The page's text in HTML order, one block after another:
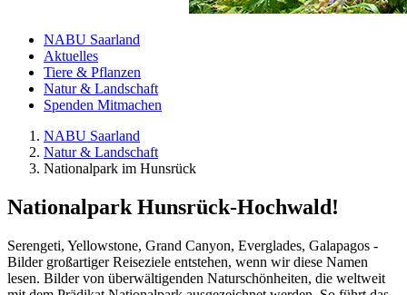
NABU Saarland
Aktuelles
Tiere & Pflanzen
Natur & Landschaft
Spenden Mitmachen
NABU Saarland
Natur & Landschaft
Nationalpark im Hunsrück
Nationalpark Hunsrück-Hochwald!
Serengeti, Yellowstone, Grand Canyon, Everglades, Galapagos -
Bilder großartiger Reiseziele entstehen, wenn wir diese Namen
lesen. Bilder von überwältigenden Naturschönheiten, die weltweit